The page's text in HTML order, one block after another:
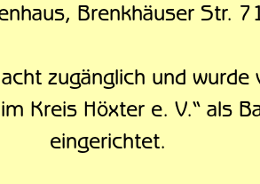
Brenkhäuser Str.
zugänglich und wurde
Kreis Höxter e. V.“ als
eingerichtet.